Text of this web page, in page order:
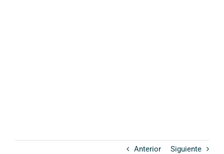
Anterior Siguiente